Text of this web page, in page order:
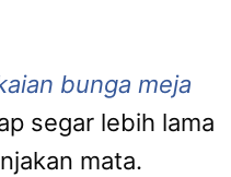
bunga meja
segar lebih lama
mata.